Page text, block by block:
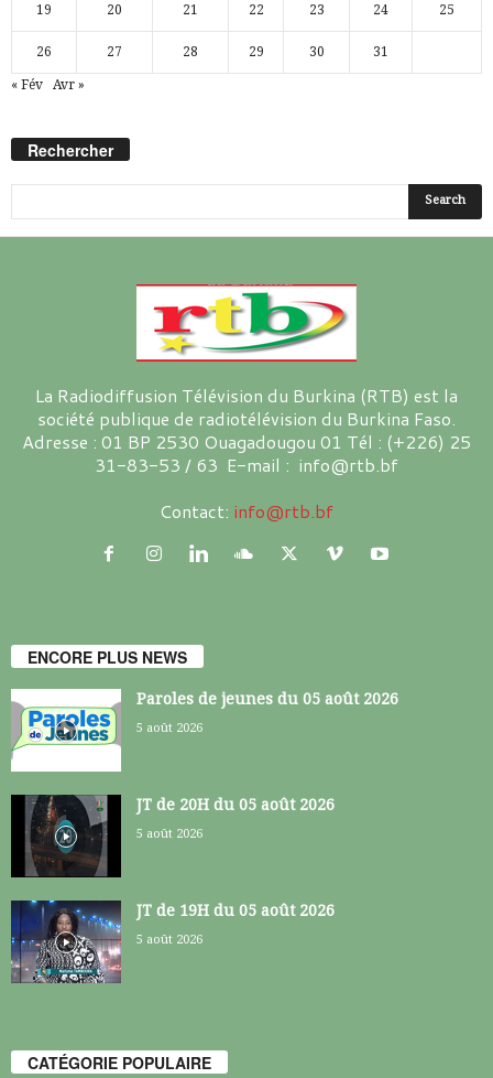
19 20 21 22 23 24 25
26 27 28 29 30 31
« Fév Avr »
Rechercher
La Radiodiffusion Télévision du Burkina (RTB) est la
société publique de radiotélévision du Burkina Faso.
Adresse : 01 BP 2530 Ouagadougou 01 Tél : (+226) 25
31-83-53 / 63 E-mail : info@rtb.bf
Contact: info@rtb.bf
ENCORE PLUS NEWS
Paroles de jeunes du 05 août 2026
5 août 2026
JT de 20H du 05 août 2026
5 août 2026
JT de 19H du 05 août 2026
5 août 2026
CATÉGORIE POPULAIRE